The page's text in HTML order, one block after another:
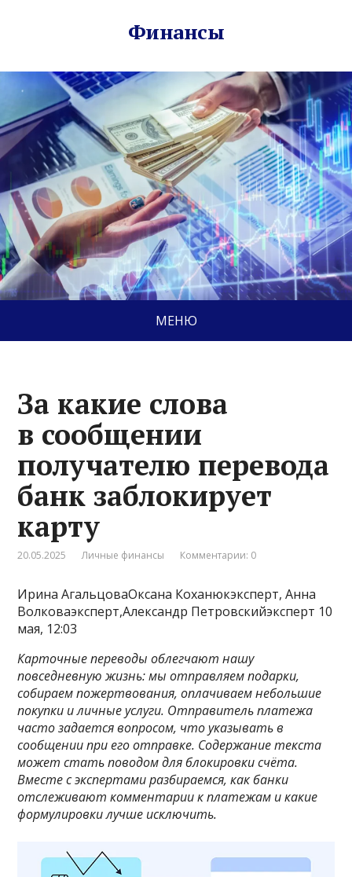
Финансы
МЕНЮ
За какие слова
в сообщении
получателю перевода
банк заблокирует
карту
20.05.2025 Личные финансы Комментарии: 0
Ирина АгальцоваОксана Коханюкэксперт, Анна
Волковаэксперт,Александр Петровскийэксперт 10
мая, 12:03
Карточные переводы облегчают нашу
повседневную жизнь: мы отправляем подарки,
собираем пожертвования, оплачиваем небольшие
покупки и личные услуги. Отправитель платежа
часто задается вопросом, что указывать в
сообщении при его отправке. Содержание текста
может стать поводом для блокировки счёта.
Вместе с экспертами разбираемся, как банки
отслеживают комментарии к платежам и какие
формулировки лучше исключить.